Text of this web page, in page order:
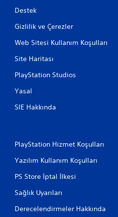
Destek
Gizlilik ve Çerezler
Web Sitesi Kullanım Koşulları
Site Haritası
PlayStation Studios
Yasal
SIE Hakkında
PlayStation Hizmet Koşulları
Yazılım Kullanım Koşulları
PS Store İptal İlkesi
Sağlık Uyarıları
Derecelendirmeler Hakkında